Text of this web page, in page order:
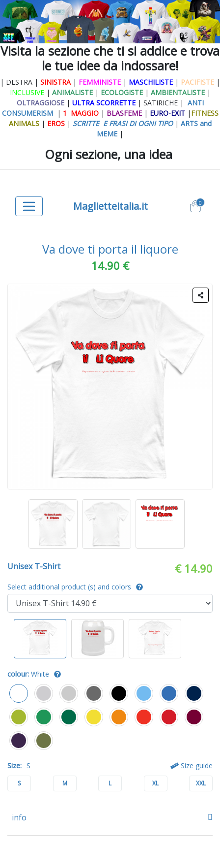
Visita la sezione che ti si addice e trova
le tue idee da indossare!
| DESTRA | SINISTRA| FEMMINISTE | MASCHILISTE | PACIFISTE |
INCLUSIVE| ANIMALISTE| ECOLOGISTE | AMBIENTALISTE|
OLTRAGGIOSE| ULTRA SCORRETTE | SATIRICHE | ANTI
CONSUMERISM | 1 MAGGIO| BLASFEME | EURO-EXIT| FITNESS
ANIMALS| EROS| SCRITTE E FRASI DI OGNI TIPO | ARTS and
MEME |
Ogni sezione, una idea
Maglietteitalia.it 0
Va dove ti porta il liquore
14.90 €
Unisex T-Shirt € 14.90
Select additional product (s) and colors
colour: White
Size: S Size guide
S M L XL XXL
info